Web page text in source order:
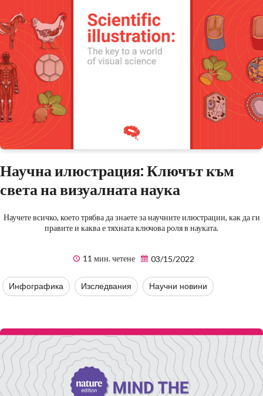
Научна илюстрация: Ключът към
света на визуалната наука
Научете всичко, което трябва да знаете за научните илюстрации, как да ги
правите и каква е тяхната ключова роля в науката.
11 мин. четене 03/15/2022
Инфографика Изследвания Научни новини